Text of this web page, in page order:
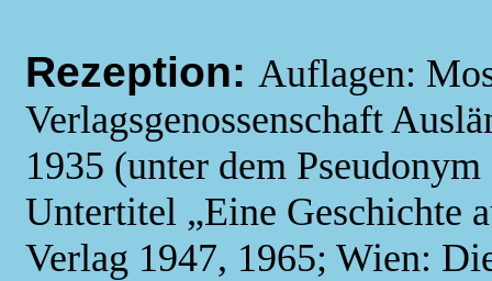
Rezeption: Auflagen:
Verlagsgenossenschaft
1935 (unter dem
Untertitel „Eine Geschichte
Verlag 1947, 1965; Wien: